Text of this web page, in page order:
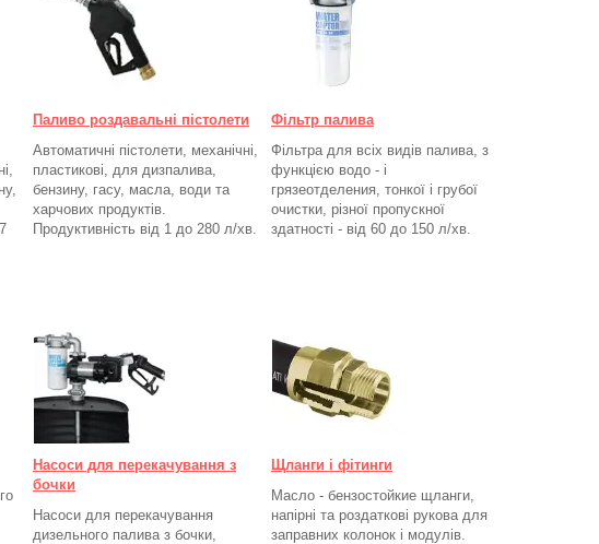
Паливо роздавальні пістолети
Автоматичні пістолети, механічні,
пластикові, для дизпалива,
бензину, гасу, масла, води та
харчових продуктів.
Продуктивність від 1 до 280 л/хв.
Фільтр палива
Фільтра для всіх видів палива, з
функцією водо - і
грязеотделения, тонкої і грубої
очистки, різної пропускної
здатності - від 60 до 150 л/хв
Насоси для перекачування з
бочки
Насоси для перекачування
дизельного палива з бочки,
Щланги і фітинги
Масло - бензостойкие щланги,
напірні та роздаткові рукова для
заправних колонок і модулів.